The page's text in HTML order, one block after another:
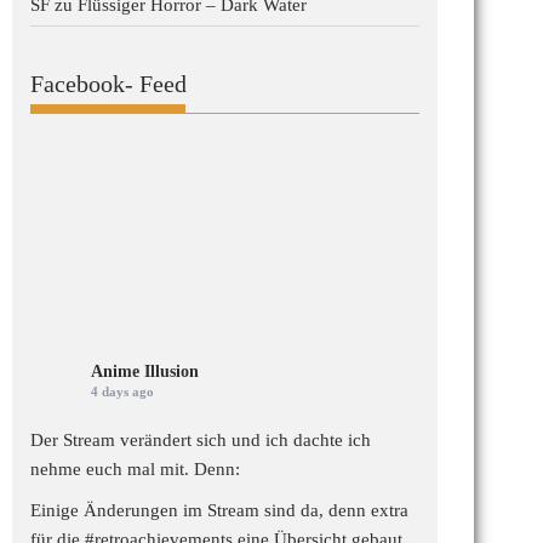
SF zu Flüssiger Horror – Dark Water
Facebook- Feed
Anime Illusion
4 days ago
Der Stream verändert sich und ich dachte ich
nehme euch mal mit. Denn:
Einige Änderungen im Stream sind da, denn extra